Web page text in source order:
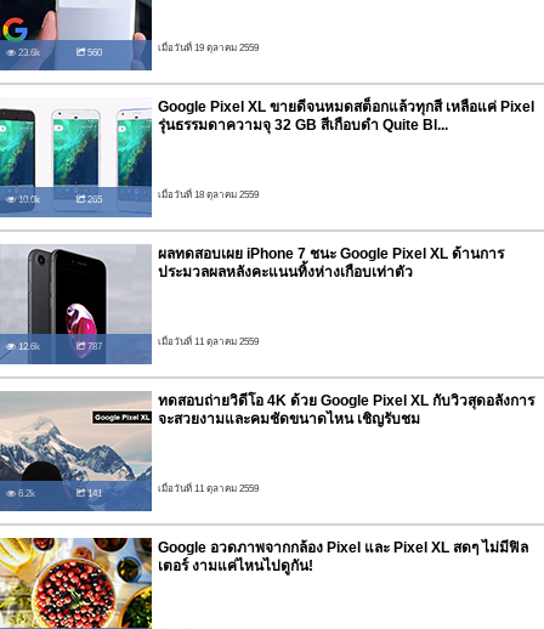
23.6k 560 เมื่อวันที่ 19 ตุลาคม 2559
10.0k 265
Google Pixel XL ขายดีจนหมดสต็อกแล้วทุกสี เหลือแค่ Pixel
รุ่นธรรมดาความจุ 32 GB สีเกือบดำ Quite Bl...
เมื่อวันที่ 18 ตุลาคม 2559
12.6k 787
ผลทดสอบเผย iPhone 7 ชนะ Google Pixel XL ด้านการ
ประมวลผลหลังคะแนนทิ้งห่างเกือบเท่าตัว
เมื่อวันที่ 11 ตุลาคม 2559
6.2k 141
ทดสอบถ่ายวิดีโอ 4K ด้วย Google Pixel XL กับวิวสุดอลังการ
จะสวยงามและคมชัดขนาดไหน เชิญรับชม
เมื่อวันที่ 11 ตุลาคม 2559
Google อวดภาพจากกล้อง Pixel และ Pixel XL สดๆ ไม่มีฟิล
เตอร์ งามแค่ไหนไปดูกัน!